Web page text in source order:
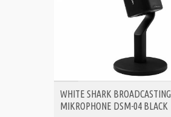
ΑΓΟΡΑ
WHITE SHARK BROADCASTING
MIKROPHONE DSM-04 BLACK